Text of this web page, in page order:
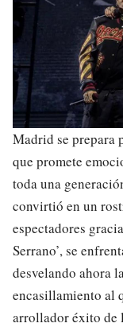
Madrid se prepara
que promete
toda una
convirtió en un
espectadores
Serrano’, se
desvelando ahora
encasillamiento al
arrollador éxito de